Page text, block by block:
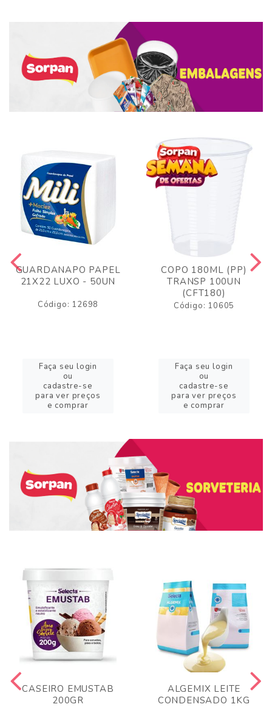
GUARDANAPO PAPEL
21X22 LUXO - 50UN
Código: 12698
Faça seu login
ou
cadastre-se
para ver preços
e comprar
COPO 180ML (PP)
TRANSP 100UN
(CFT180)
Código: 10605
Faça seu login
ou
cadastre-se
para ver preços
e comprar
CASEIRO EMUSTAB
200GR
ALGEMIX LEITE
CONDENSADO 1KG